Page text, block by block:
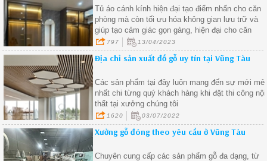
Tủ áo cánh kính hiện đại tạo điểm nhấn cho căn
phòng mà còn tối ưu hóa không gian lưu trữ và
giúp tạo cảm giác gọn gàng, hiện đại cho căn
phòng
797 13/04/2023
Địa chỉ sản xuất đồ gỗ uy tín tại Vũng Tàu
Các sản phẩm tại đây luôn mang đến sự mới mẻ
nhất chi từng quý khách hàng khi đặt thi công nội
thất tại xưởng chúng tôi
1620 03/07/2022
Xưởng gỗ đóng theo yêu cầu ở Vũng Tàu
Chuyên cung cấp các sản phẩm gỗ đa dạng, từ